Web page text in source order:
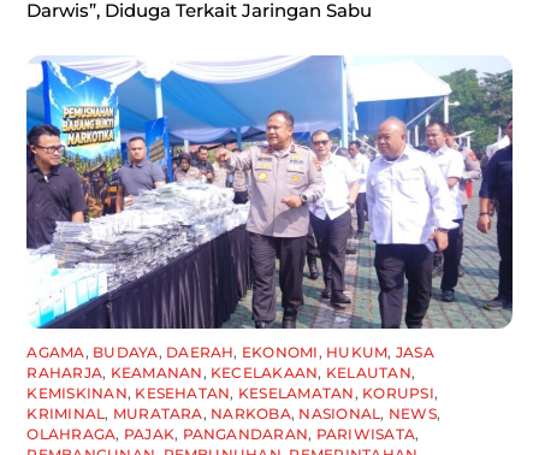
Darwis”, Diduga Terkait Jaringan Sabu
AGAMA, BUDAYA, DAERAH, EKONOMI, HUKUM, JASA
RAHARJA, KEAMANAN, KECELAKAAN, KELAUTAN,
KEMISKINAN, KESEHATAN, KESELAMATAN, KORUPSI,
KRIMINAL, MURATARA, NARKOBA, NASIONAL, NEWS,
OLAHRAGA, PAJAK, PANGANDARAN, PARIWISATA,